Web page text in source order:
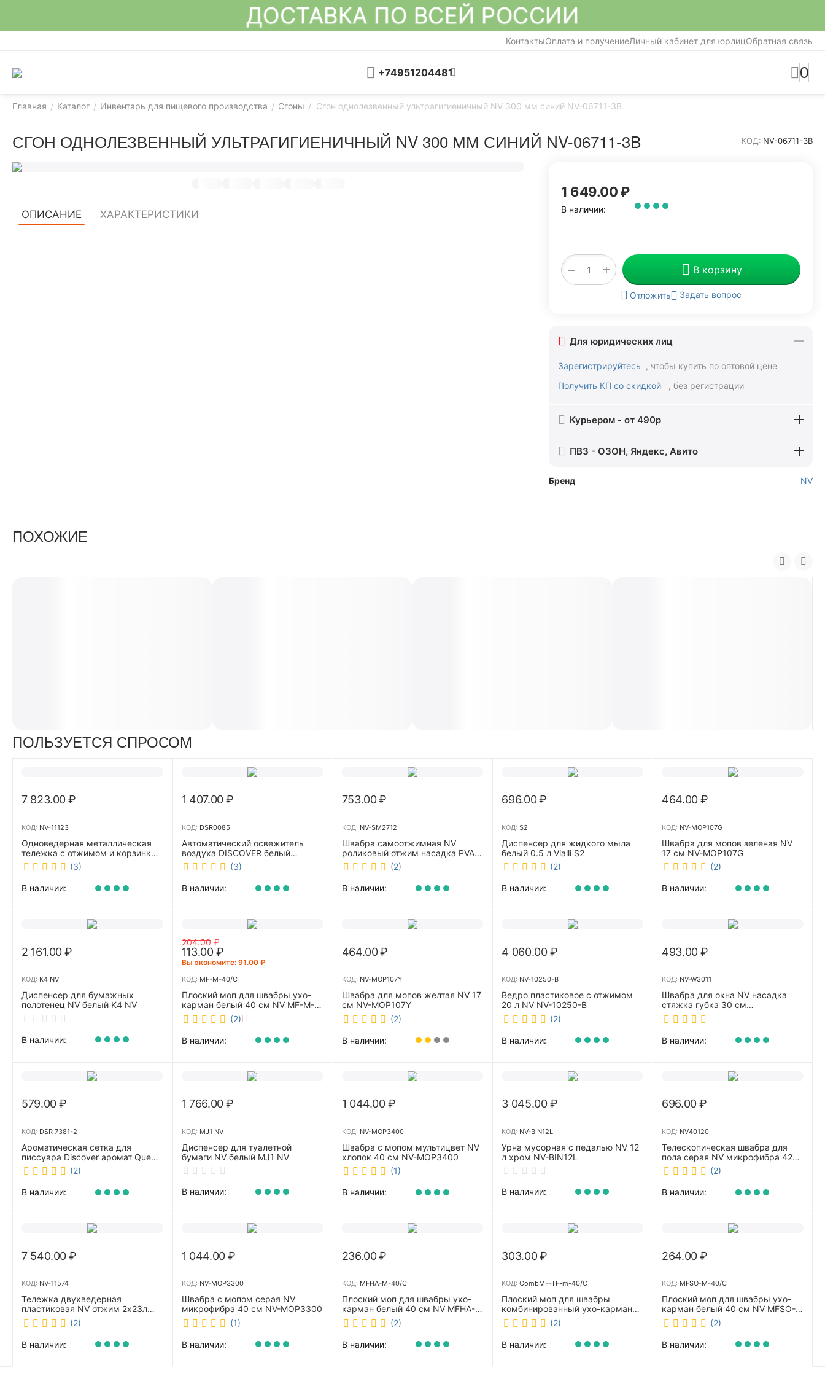
ДОСТАВКА ПО ВСЕЙ РОССИИ
КонтактыОплата и получениеЛичный кабинет для юрлицОбратная связь
+74951204481 0
Главная / Каталог / Инвентарь для пищевого производства / Сгоны / Сгон однолезвенный ультрагигиеничный NV 300 мм синий NV-06711-3B
СГОН ОДНОЛЕЗВЕННЫЙ УЛЬТРАГИГИЕНИЧНЫЙ NV 300 ММ СИНИЙ NV-06711-3B КОД: NV-06711-3B
1 649.00₽
В наличии:
+
− В корзину
Отложить Задать вопрос
Для юридических лиц
Зарегистрируйтесь , чтобы купить по оптовой цене
Получить КП со скидкой
, без регистрации
Курьером - от 490р
ПВЗ - ОЗОН, Яндекс, Авито
Бренд NV
ОПИСАНИЕ ХАРАКТЕРИСТИКИ
ПОХОЖИЕ
ПОЛЬЗУЕТСЯ СПРОСОМ
7 823.00₽
КОД: NV-11123
Одноведерная металлическая
тележка с отжимом и корзинкой
под химию NV 23 л NV-11123
(3)
В наличии:
1 407.00₽
КОД: DSR0085
Автоматический освежитель
воздуха DISCOVER белый
DSR0085
(3)
В наличии:
753.00₽
КОД: NV-SM2712
Швабра самоотжимная NV
роликовый отжим насадка PVA
27 см телескопическая рукоятка
70-125 см NV-SM2712
(2)
В наличии:
696.00₽
КОД: S2
Диспенсер для жидкого мыла
белый 0.5 л Vialli S2
(2)
В наличии:
464.00₽
КОД: NV-MOP107G
Швабра для мопов зеленая NV
17 см NV-MOP107G
(2)
В наличии:
2 161.00₽
КОД: K4 NV
Диспенсер для бумажных
полотенец NV белый K4 NV
В наличии:
204.00 ₽
113.00 ₽
Вы экономите: 91.00 ₽
КОД: MF-M-40/C
Плоский моп для швабры ухо-
карман белый 40 см NV MF-M-
40/C
(2)
В наличии:
464.00₽
КОД: NV-MOP107Y
Швабра для мопов желтая NV 17
см NV-MOP107Y
(2)
В наличии:
4 060.00 ₽
КОД: NV-10250-B
Ведро пластиковое с отжимом
20 л NV NV-10250-B
(2)
В наличии:
493.00₽
КОД: NV-W3011
Швабра для окна NV насадка
стяжка губка 30 см
телескопическая рукоятка 70-
110 см NV-W3011
В наличии:
579.00₽
КОД: DSR 7381-2
Ароматическая сетка для
писсуара Discover аромат Queen
DSR 7381-2 (2)
В наличии:
1 766.00₽
КОД: MJ1 NV
Диспенсер для туалетной
бумаги NV белый MJ1 NV
В наличии:
1 044.00 ₽
КОД: NV-MOP3400
Швабра с мопом мультицвет NV
хлопок 40 см NV-MOP3400
(1)
В наличии:
3 045.00 ₽
КОД: NV-BIN12L
Урна мусорная с педалью NV 12
л хром NV-BIN12L
В наличии:
696.00₽
КОД: NV40120
Телескопическая швабра для
пола серая NV микрофибра 42
см NV40120(2)
В наличии:
7 540.00₽
КОД: NV-11574
Тележка двухведерная
пластиковая NV отжим 2х23л
NV-11574
(2)
В наличии:
1 044.00₽
КОД: NV-MOP3300
Швабра с мопом серая NV
микрофибра 40 см NV-MOP3300
(1)
В наличии:
236.00₽
КОД: MFHA-M-40/C
Плоский моп для швабры ухо-
карман белый 40 см NV MFHA-
M-40/C
(2)
В наличии:
303.00₽
КОД: CombMF-TF-m-40/C
Плоский моп для швабры
комбинированный ухо-карман
бежевый 40 см NV CombMF-TF-
m-40/C
(2)
В наличии:
264.00₽
КОД: MFSO-M-40/C
Плоский моп для швабры ухо-
карман белый 40 см NV MFSO-
M-40/C
(2)
В наличии: